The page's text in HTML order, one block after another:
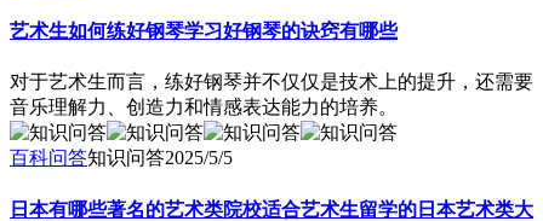
艺术生如何练好钢琴学习好钢琴的诀窍有哪些
对于艺术生而言，练好钢琴并不仅仅是技术上的提升，还需要
音乐理解力、创造力和情感表达能力的培养。
百科问答知识问答2025/5/5
日本有哪些著名的艺术类院校适合艺术生留学的日本艺术类大